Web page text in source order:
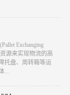
Exchanging
源来实现物流的高
托盘、周转箱等运
...